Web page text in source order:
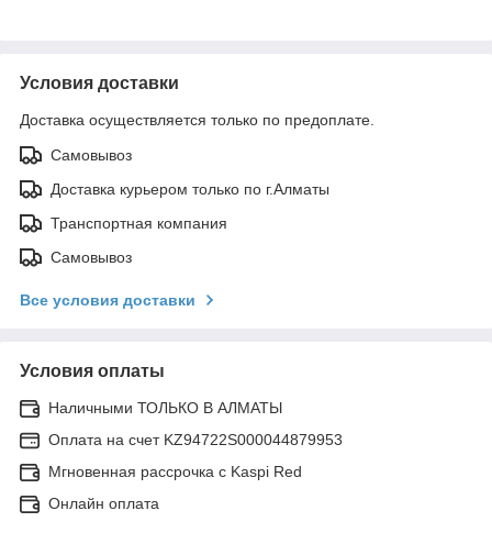
Условия доставки
Доставка осуществляется только по предоплате.
Самовывоз
Доставка курьером только по г.Алматы
Транспортная компания
Самовывоз
Все условия доставки
Условия оплаты
Наличными ТОЛЬКО В АЛМАТЫ
Оплата на счет KZ94722S000044879953
Мгновенная рассрочка с Kaspi Red
Онлайн оплата